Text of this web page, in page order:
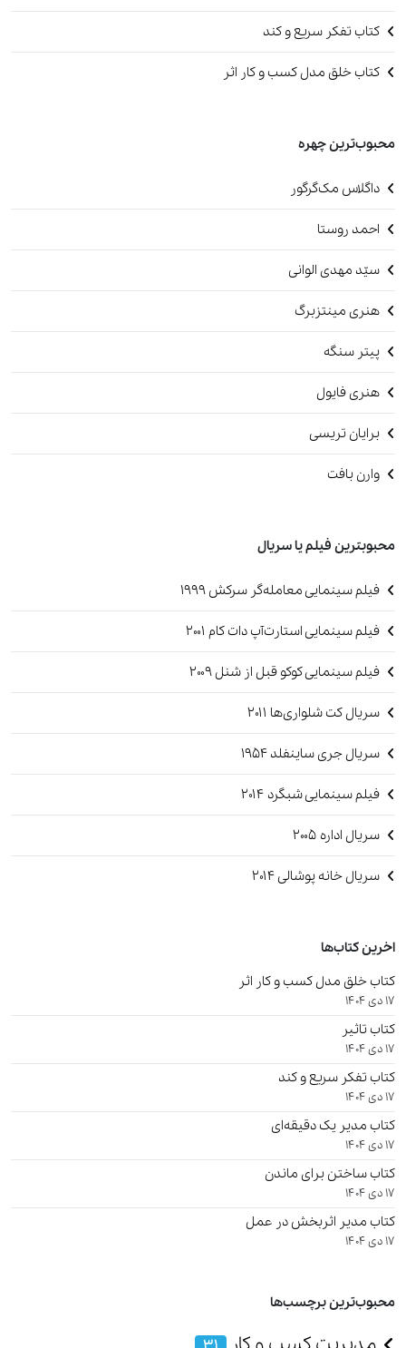
کتاب تفکر سریع و کند
کتاب خلق مدل کسب و کار اثر
محبوب‌ترین چهره
داگلاس مک‌گرگور
احمد روستا
سیّد مهدی الوانی
هنری مینتزبرگ
پیتر سنگه
هنری فایول
برایان تریسی
وارن بافت
محبوبترین فیلم یا سریال
فیلم سینمایی معامله‌گر سرکش 1999
فیلم سینمایی استارت‌آپ دات کام 2001
فیلم سینمایی کوکو قبل از شنل 2009
سریال کت شلواری‌ها 2011
سریال جری ساینفلد‏ 1954
فیلم سینمایی شبگرد ۲۰۱۴
سریال اداره 2005
سریال خانه پوشالی 2014
اخرین کتاب‌ها
کتاب خلق مدل کسب و کار اثر
17 دی 1404
کتاب تاثیر
17 دی 1404
کتاب تفکر سریع و کند
17 دی 1404
کتاب مدیر یک دقیقه‌ای
17 دی 1404
کتاب ساختن برای ماندن
17 دی 1404
کتاب مدیر اثربخش در عمل
17 دی 1404
محبوب‌ترین برچسب‌ها